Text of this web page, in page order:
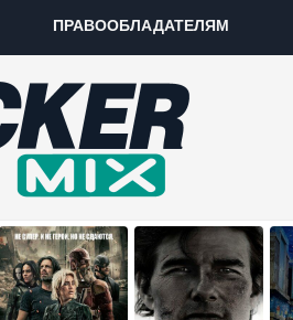
ПРАВООБЛАДАТЕЛЯМ